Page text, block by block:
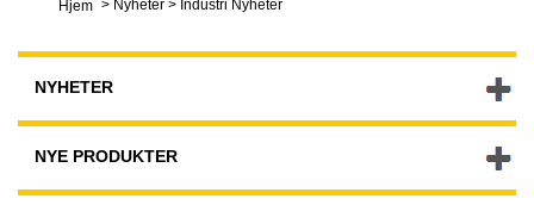
Hjem > Nyheter > Industri Nyheter
NYHETER
NYE PRODUKTER